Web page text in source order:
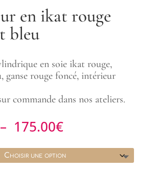
en ikat rouge
bleu
en soie ikat rouge,
ganse rouge foncé, intérieur
commande dans nos ateliers.
– 175.00€Plage
de
prix :
80.00€